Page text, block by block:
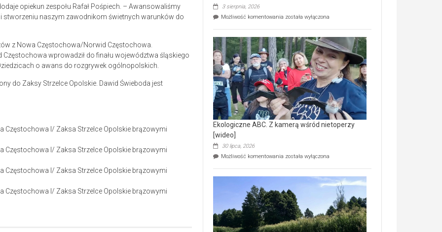
opiekun zespołu Rafał Pośpiech. – Awansowaliśmy
stworzeniu naszym zawodnikom świetnych warunków do
z Nowa Częstochowa/Norwid Częstochowa.
wprowadził do finału województwa śląskiego
o awans do rozgrywek ogólnopolskich.
do Zaksy Strzelce Opolskie. Dawid Świeboda jest
3 sierpnia, 2026
Możliwość komentowania Ekologiczne
–
prawdziwy
skarb
natury
[wideo]
została wyłączona
Ekologiczne ABC. Z kamerą wśród nietoperzy
[wideo]
30 lipca, 2026
Możliwość komentowania Ekologiczne
wśród
nietoperzy
[wideo]
została wyłączona